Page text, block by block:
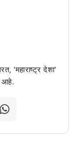
'महाराष्ट्र देशा'
आहे.